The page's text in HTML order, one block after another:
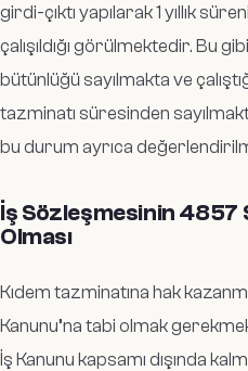
girdi-çıktı yapılarak 1 yıllık
çalışıldığı görülmektedir. Bu
bütünlüğü sayılmakta ve
tazminatı süresinden
bu durum ayrıca
İş Sözleşmesinin 4857
Olması
Kıdem tazminatına hak
Kanunu’na tabi olmak
İş Kanunu kapsamı dışında